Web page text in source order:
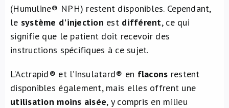
(Humuline® NPH) restent disponibles. Cependant,
le système d'injection est différent, ce qui
signifie que le patient doit recevoir des
instructions spécifiques à ce sujet.
L’Actrapid® et l’Insulatard® en flacons restent
disponibles également, mais elles offrent une
utilisation moins aisée, y compris en milieu